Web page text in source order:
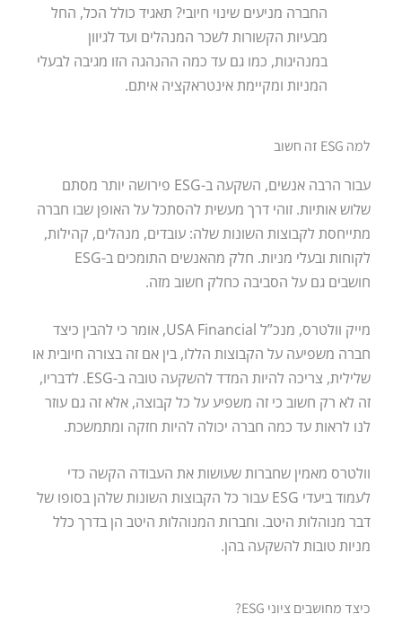
החברה מניעים שינוי חיובי? תאגיד כולל הכל, החל
מבעיות הקשורות לשכר המנהלים ועד לגיוון
במנהיגות, כמו גם עד כמה ההנהגה הזו מגיבה לבעלי
המניות ומקיימת אינטראקציה איתם.
למה ESG זה חשוב
עבור הרבה אנשים, השקעה ב-ESG פירושה יותר מסתם
שלוש אותיות. זוהי דרך מעשית להסתכל על האופן שבו חברה
מתייחסת לקבוצות השונות שלה: עובדים, מנהלים, קהילות,
לקוחות ובעלי מניות. חלק מהאנשים התומכים ב-ESG
חושבים גם על הסביבה כחלק חשוב מזה.
מייק וולטרס, מנכ”ל USA Financial, אומר כי להבין כיצד
חברה משפיעה על הקבוצות הללו, בין אם זה בצורה חיובית או
שלילית, צריכה להיות המדד להשקעה טובה ב-ESG. לדבריו,
זה לא רק חשוב כי זה משפיע על כל קבוצה, אלא זה גם עוזר
לנו לראות עד כמה חברה יכולה להיות חזקה ומתמשכת.
וולטרס מאמין שחברות שעושות את העבודה הקשה כדי
לעמוד ביעדי ESG עבור כל הקבוצות השונות שלהן בסופו של
דבר מנוהלות היטב. וחברות המנוהלות היטב הן בדרך כלל
מניות טובות להשקעה בהן.
כיצד מחושבים ציוני ESG?